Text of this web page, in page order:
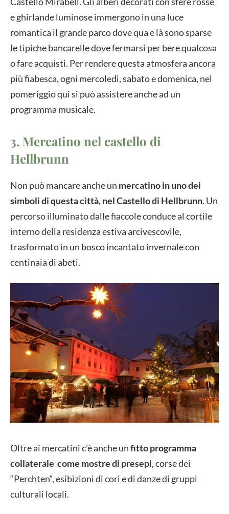
e ghirlande luminose immergono in una luce
romantica il grande parco dove qua e là sono sparse
le tipiche bancarelle dove fermarsi per bere qualcosa
o fare acquisti. Per rendere questa atmosfera ancora
più fiabesca, ogni mercoledì, sabato e domenica, nel
pomeriggio qui si può assistere anche ad un
programma musicale.
3. Mercatino nel castello di
Hellbrunn
Non può mancare anche un mercatino in uno dei
simboli di questa città, nel Castello di Hellbrunn. Un
percorso illuminato dalle fiaccole conduce al cortile
interno della residenza estiva arcivescovile,
trasformato in un bosco incantato invernale con
centinaia di abeti.
Oltre ai mercatini c’è anche unfitto programma
collaterale come mostre di presepi, corse dei
“Perchten“, esibizioni di cori e di danze di gruppi
culturali locali.